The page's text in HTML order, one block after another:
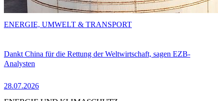
Dankt China für die Rettung der Weltwirtschaft, sagen EZB-
Analysten
28.07.2026
ENERGIE, UMWELT & TRANSPORT